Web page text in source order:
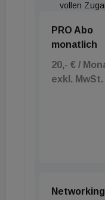
vollen
PRO Abo
monatlich
20,- € /
exkl. MwSt.
Networking